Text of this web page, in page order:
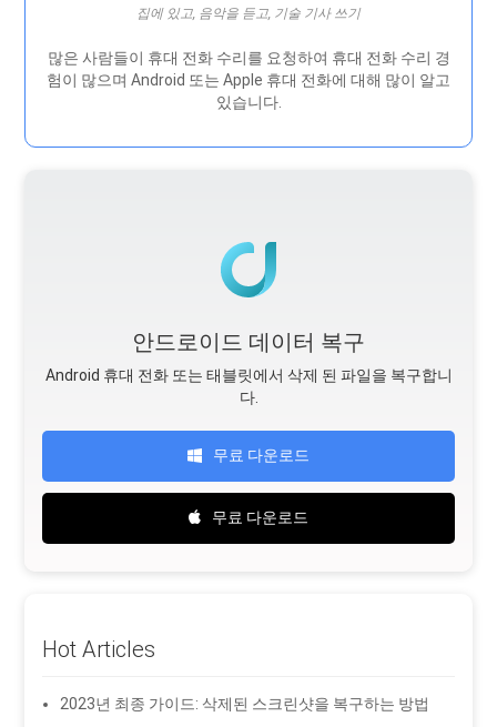
집에 있고, 음악을 듣고, 기술 기사 쓰기
많은 사람들이 휴대 전화 수리를 요청하여 휴대 전화 수리 경
험이 많으며 Android 또는 Apple 휴대 전화에 대해 많이 알고
있습니다.
안드로이드 데이터 복구
Android 휴대 전화 또는 태블릿에서 삭제 된 파일을 복구합니
다.
무료 다운로드
무료 다운로드
Hot Articles
2023년 최종 가이드: 삭제된 스크린샷을 복구하는 방법